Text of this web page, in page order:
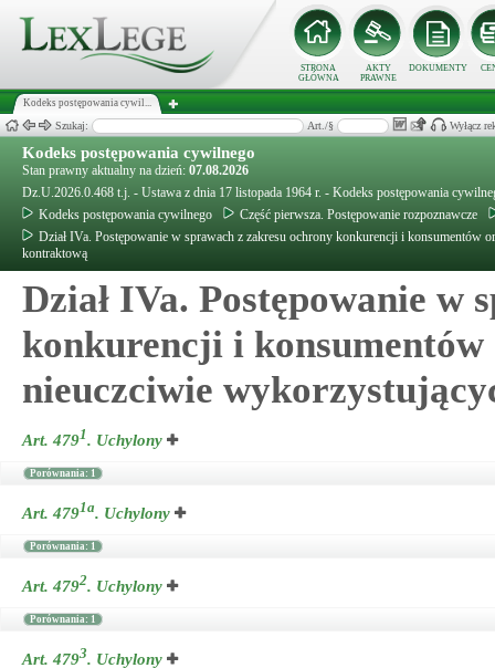
STRONA
GŁÓWNA
AKTY
PRAWNE
DOKUMENTY
Kodeks postępowania cywil...
Szukaj: Art./§ Wyłącz
Kodeks postępowania cywilnego
Stan prawny aktualny na dzień: 07.08.2026
Dz.U.2026.0.468 t.j. - Ustawa z dnia 17 listopada 1964 r. - Kodeks postępowania
Kodeks postępowania cywilnego
Część pierwsza. Postępowanie rozpoznawcze
Dział IVa. Postępowanie w sprawach z zakresu ochrony konkurencji i konsumentów
kontraktową
Dział IVa. Postępowanie w
konkurencji i
nieuczciwie
Art. 4791. Uchylony
Porównania: 1
Art. 4791a. Uchylony
Porównania: 1
Art. 4792. Uchylony
Porównania: 1
Art. 4793. Uchylony